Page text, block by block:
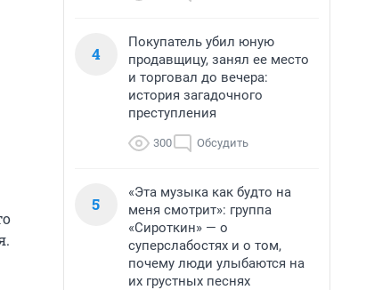
4
Покупатель убил юную
продавщицу, занял ее место
и торговал до вечера:
история загадочного
преступления
300 Обсудить
5
«Эта музыка как будто на
меня смотрит»: группа
«Сироткин» — о
суперслабостях и о том,
почему люди улыбаются на
их грустных песнях